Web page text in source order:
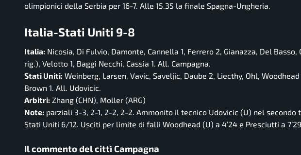
olimpionici della Serbia per 16-7. Alle 15.35 la finale Spagna-Ungheria.
Italia-Stati Uniti 9-8
Italia: Nicosia, Di Fulvio, Damonte, Cannella 1, Ferrero 2, Gianazza, Del Basso,
rig.), Velotto 1, Baggi Necchi, Cassia 1. All. Campagna.
Stati Uniti: Weinberg, Larsen, Vavic, Saveljic, Daube 2, Liecthy, Ohl,
Brown 1. All. Udovicic.
Arbitri: Zhang (CHN), Moller (ARG)
Note: parziali 3-3, 2-1, 2-2, 2-2. Ammonito il tecnico Udovicic (U) nel
Stati Uniti 6/12. Usciti per limite di falli Woodhead (U) a 4’24 e Presciutti a
Il commento del cittì Campagna